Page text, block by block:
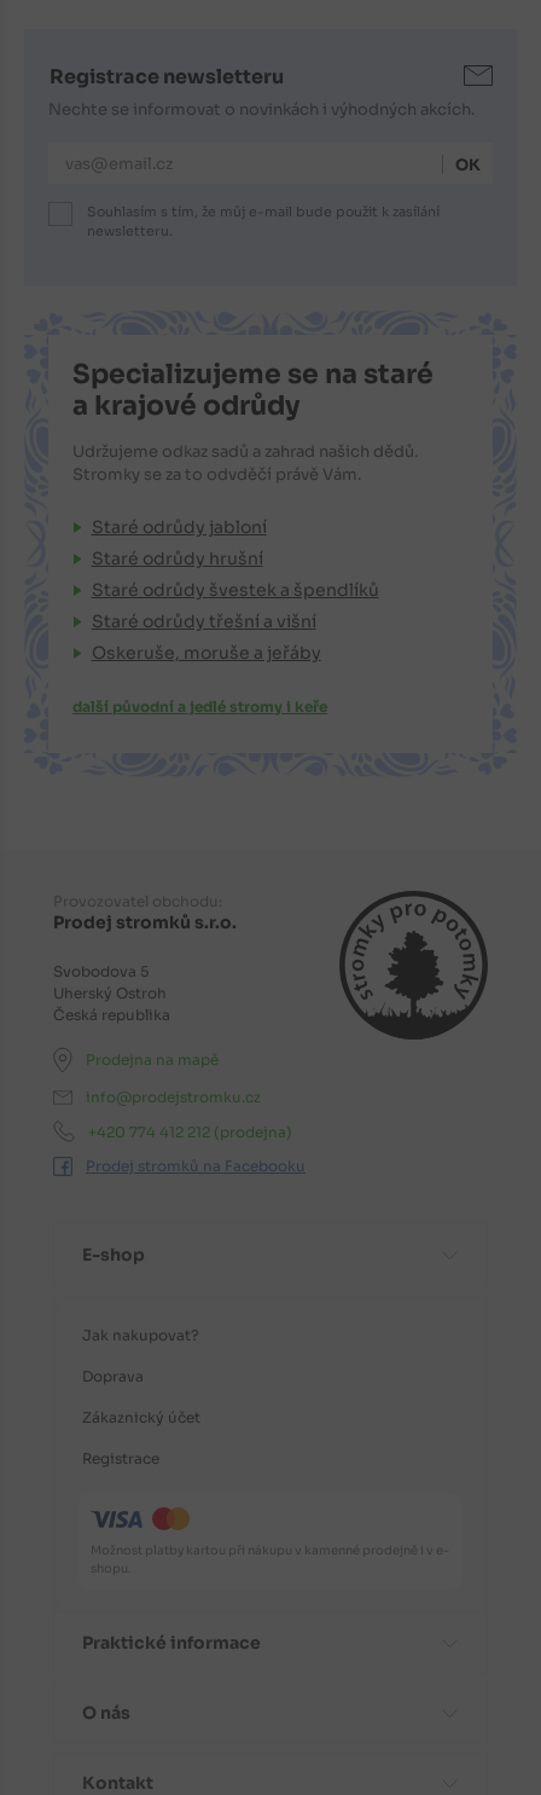
Registrace newsletteru
Nechte se informovat o novinkách i výhodných akcích.
E-mailová adresa
Souhlasím s tím, že můj e-mail bude použit k zasílání
newsletteru.
Specializujeme se na staré
a krajové odrůdy
Udržujeme odkaz sadů a zahrad našich dědů.
Stromky se za to odvděčí právě Vám.
Staré odrůdy jabloní
Staré odrůdy hrušní
Staré odrůdy švestek a špendlíků
Staré odrůdy třešní a višní
Oskeruše, moruše a jeřáby
další původní a jedlé stromy i keře
Provozovatel obchodu:
Prodej stromků s.r.o.
Svobodova 5
Uherský Ostroh
Česká republika
Prodejna na mapě
info@prodejstromku.cz
+420 774 412 212 (prodejna)
Prodej stromků na Facebooku
E-shop
Jak nakupovat?
Doprava
Zákaznický účet
Registrace
Možnost platby kartou při nákupu v kamenné prodejně i v e-
shopu.
Praktické informace
Časté dotazy
O nás
Kontakt